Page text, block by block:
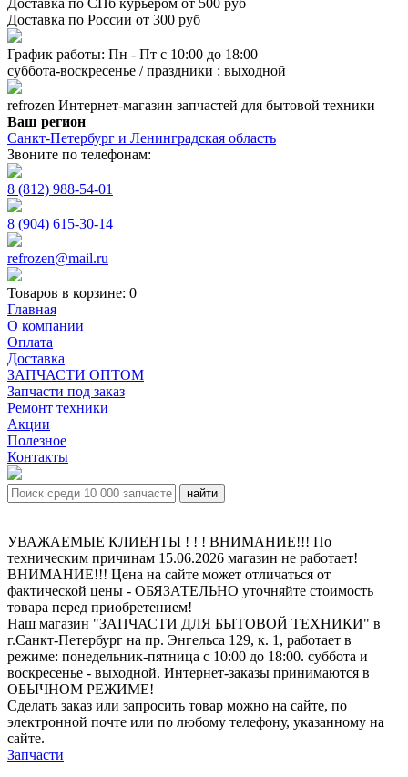
Доставка по СПб курьером от 500 руб
Доставка по России от 300 руб
График работы: Пн - Пт с 10:00 до 18:00
суббота-воскресенье / праздники : выходной
refrozen Интернет-магазин запчастей для бытовой техники
Ваш регион
Санкт-Петербург и Ленинградская область
Звоните по телефонам:
8 (812) 988-54-01
8 (904) 615-30-14
refrozen@mail.ru
Товаров в корзине: 0
Главная
О компании
Оплата
Доставка
ЗАПЧАСТИ ОПТОМ
Запчасти под заказ
Ремонт техники
Акции
Полезное
Контакты
УВАЖАЕМЫЕ КЛИЕНТЫ ! ! ! ВНИМАНИЕ!!! По
техническим причинам 15.06.2026 магазин не работает!
ВНИМАНИЕ!!! Цена на сайте может отличаться от
фактической цены - ОБЯЗАТЕЛЬНО уточняйте стоимость
товара перед приобретением!
Наш магазин "ЗАПЧАСТИ ДЛЯ БЫТОВОЙ ТЕХНИКИ" в
г.Санкт-Петербург на пр. Энгельса 129, к. 1, работает в
режиме: понедельник-пятница с 10:00 до 18:00. суббота и
воскресенье - выходной. Интернет-заказы принимаются в
ОБЫЧНОМ РЕЖИМЕ!
Сделать заказ или запросить товар можно на сайте, по
электронной почте или по любому телефону, указанному на
сайте.
Запчасти